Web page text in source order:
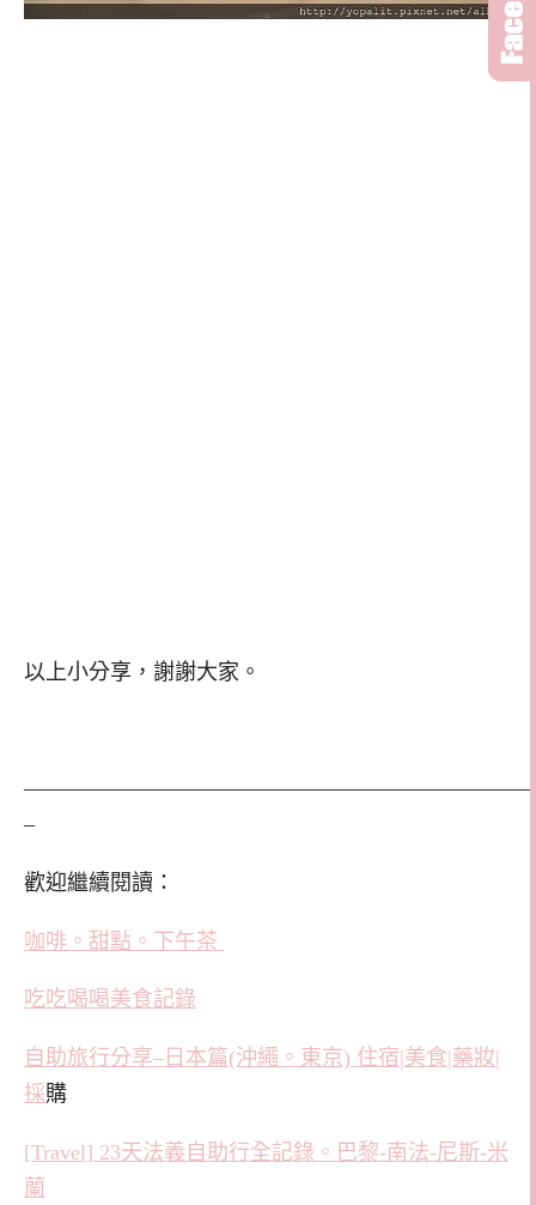
以上小分享，謝謝大家。
–
歡迎繼續閱讀：
咖啡。甜點。下午茶
吃吃喝喝美食記錄
自助旅行分享–日本篇(沖繩。東京) 住宿|美食|藥妝|
採購
[Travel] 23天法義自助行全記錄。巴黎-南法-尼斯-米
蘭